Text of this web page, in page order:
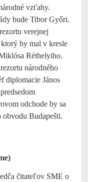
vzťahy.
bude Tibor Győri.
verejnej
by mal v kresle
Réthelyiho.
národného
diplomacie János
odchode by sa
obvodu Budapešti.
čitateľov SME o